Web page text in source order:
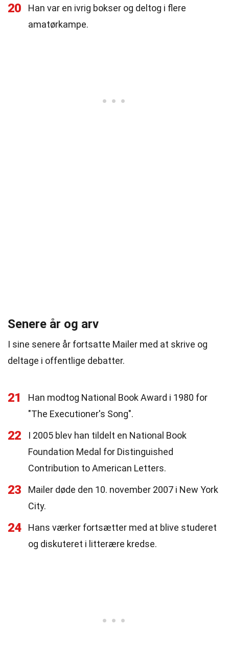
20
Han var en ivrig bokser og deltog i flere
amatørkampe.
Senere år og arv
I sine senere år fortsatte Mailer med at skrive og
deltage i offentlige debatter.
21
Han modtog National Book Award i 1980 for
"The Executioner's Song".
22
I 2005 blev han tildelt en National Book
Foundation Medal for Distinguished
Contribution to American Letters.
23
Mailer døde den 10. november 2007 i New York
City.
24
Hans værker fortsætter med at blive studeret
og diskuteret i litterære kredse.